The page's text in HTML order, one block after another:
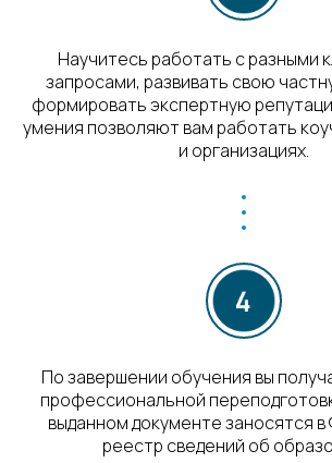
Научитесь работать с разными
запросами, развивать свою
формировать экспертную
умения позволяют вам работать
и организациях.
По завершении обучения вы
профессиональной
выданном документе заносятся
реестр сведений об